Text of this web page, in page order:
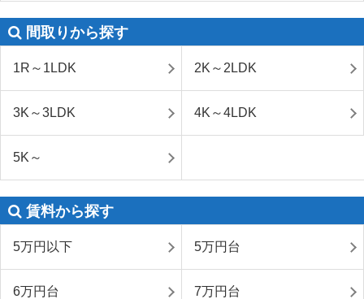
間取りから探す
1R～1LDK 2K～2LDK
3K～3LDK 4K～4LDK
5K～
賃料から探す
5万円以下 5万円台
6万円台 7万円台